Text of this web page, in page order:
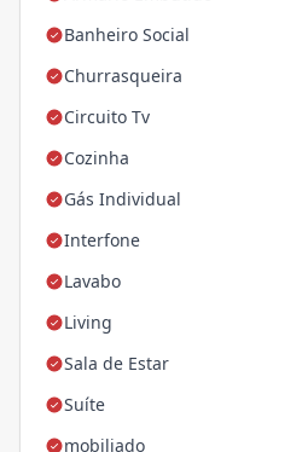
Banheiro Social
Churrasqueira
Circuito Tv
Cozinha
Gás Individual
Interfone
Lavabo
Living
Sala de Estar
Suíte
mobiliado